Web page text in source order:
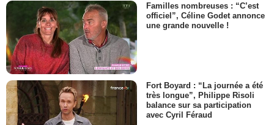
Familles nombreuses : “C’est
officiel”, Céline Godet annonce
une grande nouvelle !
Fort Boyard : “La journée a été
très longue”, Philippe Risoli
balance sur sa participation
avec Cyril Féraud